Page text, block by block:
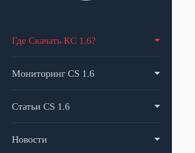
Где Скачать КС 1.6?
Мониторинг CS 1.6
Статьи CS 1.6
Новости